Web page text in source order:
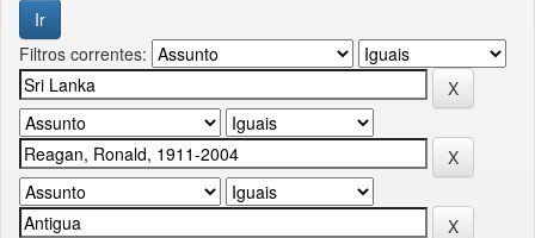
Filtros correntes: